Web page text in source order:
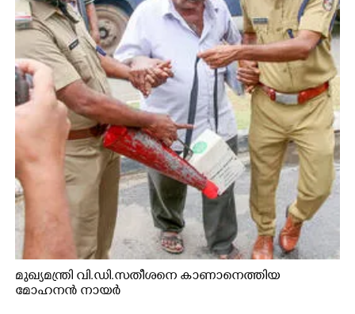
മുഖ്യമന്ത്രി വി.ഡി.സതീശനെ കാണാനെത്തിയ
മോഹനൻ നായർ